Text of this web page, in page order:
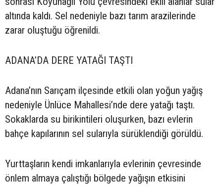
altında kaldı. Sel nedeniyle bazı tarım arazilerinde
zarar oluştuğu öğrenildi.
ADANA’DA DERE YATAĞI TAŞTI
Adana’nın Sarıçam ilçesinde etkili olan yoğun yağış
nedeniyle Ünlüce Mahallesi’nde dere yatağı taştı.
Sokaklarda su birikintileri oluşurken, bazı evlerin
bahçe kapılarının sel sularıyla sürüklendiği görüldü.
Yurttaşların kendi imkanlarıyla evlerinin çevresinde
önlem almaya çalıştığı bölgede yağışın etkisini